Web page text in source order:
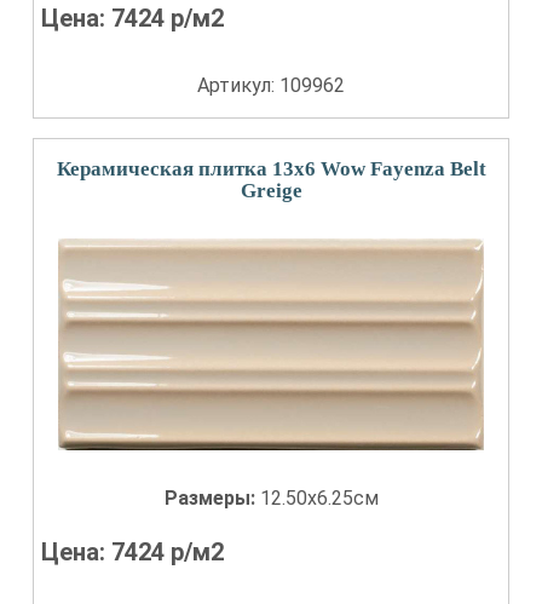
Цена: 7424 р/м2
Артикул: 109962
Керамическая плитка 13x6 Wow Fayenza Belt
Greige
Размеры: 12.50x6.25см
Цена: 7424 р/м2